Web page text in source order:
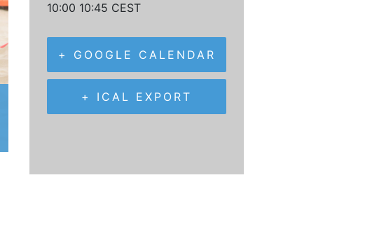
10:00 10:45 CEST
+ GOOGLE CALENDAR
+ ICAL EXPORT